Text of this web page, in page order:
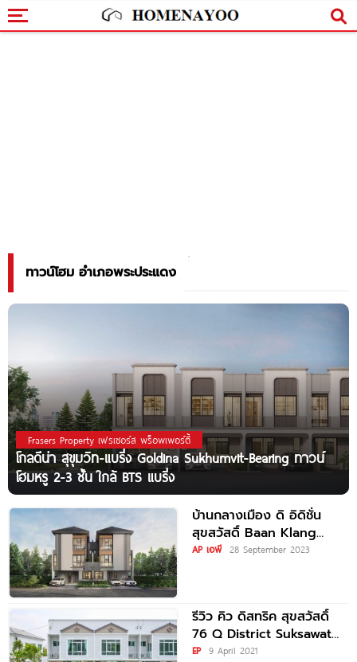
ทาวน์โฮม อำเภอพระประแดง
Frasers Property เฟรเซอร์ส พร็อพเพอร์ตี้
โกลดีน่า สุขุมวิท-แบริ่ง Goldina Sukhumvit-Bearing ทาวน์
โฮมหรู 2-3 ชั้น ใกล้ BTS แบริ่ง
บ้านกลางเมือง ดิ อิดิชั่น
สุขสวัสดิ์ Baan Klang
Mueng The Edition
AP เอพี 28 September 2023
รีวิว คิว ดิสทริค สุขสวัสดิ์
76 Q District Suksawat
76 บ้านสไตล์
EP 9 April 2021